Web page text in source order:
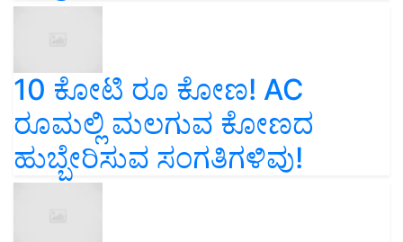
10 ಕೋಟಿ ರೂ ಕೋಣ! AC
ರೂಮಲ್ಲಿ ಮಲಗುವ ಕೋಣದ
ಹುಬ್ಬೇರಿಸುವ ಸಂಗತಿಗಳಿವು!